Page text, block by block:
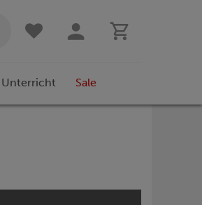
Unterricht Sale